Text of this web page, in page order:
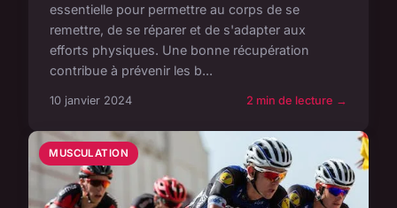
essentielle pour permettre au corps de se
remettre, de se réparer et de s'adapter aux
efforts physiques. Une bonne récupération
contribue à prévenir les b...
10 janvier 2024 2 min de lecture →
MUSCULATION